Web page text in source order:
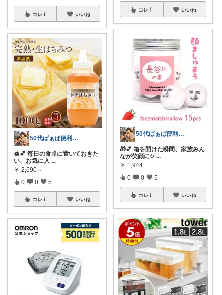
コレ いいね
50代ばぁば便利ROOM
🍯💕 毎日の食卓に置いておきた
い、お気に入 ...
￥ 2,690～
0 0 5
コレ いいね
コレ いいね
50代ばぁば便利ROOM
🎁💕 箱を開けた瞬間、家族みん
なが笑顔に✨ ...
￥ 1,944
0 0 5
コレ いいね